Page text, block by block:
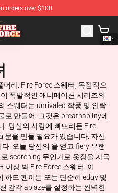
orders over $100
Fire Force Merchandise Shop
라. Fire Force 스웨터, 독점적으
폭발적인 애니메이션 시리즈의
스웨터는 unrivaled 작풍 및 안락
로 만들어, 그것은 breathability에
. 당신의 사랑에 빠뜨리든 Fire
문을 만들 필요가 있습니다. 자신
. 오늘 당신의 을 얻고 fiery 유행
scorching 무언가로 옷장을 자극
이상 봐 Fire Force 스웨터! 이
하드 팬이든 또는 단순히 edgy 및
감각 ablaze를 설정하는 완벽한